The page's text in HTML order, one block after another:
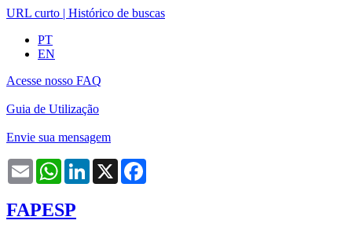
URL curto | Histórico de buscas
PT
EN
Acesse nosso FAQ
Guia de Utilização
Envie sua mensagem
Email WhatsAppLinkedIn
X
FAPESP